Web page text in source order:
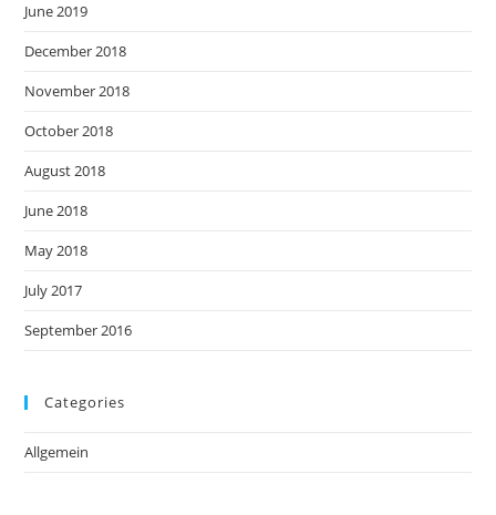
June 2019
December 2018
November 2018
October 2018
August 2018
June 2018
May 2018
July 2017
September 2016
Categories
Allgemein